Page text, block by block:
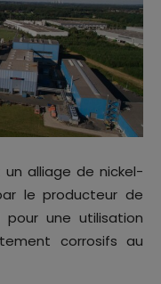
alliage de nickel-
le producteur de
une utilisation
corrosifs au